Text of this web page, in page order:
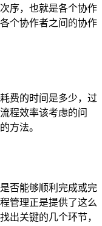
序，也就是各个协作
个协作者之间的协作
费的时间是多少，过
程效率该考虑的问
方法。
否能够顺利完成或完
管理正是提供了这么
出关键的几个环节，